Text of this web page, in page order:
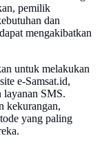
pemilik
dan
mengakibatkan
untuk melakukan
e-Samsat.id,
layanan SMS.
kekurangan,
yang paling